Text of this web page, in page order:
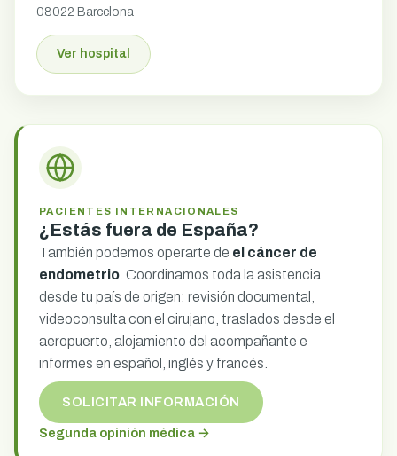
08022 Barcelona
Ver hospital
PACIENTES INTERNACIONALES
¿Estás fuera de España?
También podemos operarte de el cáncer de
endometrio . Coordinamos toda la asistencia
desde tu país de origen: revisión documental,
videoconsulta con el cirujano, traslados desde el
aeropuerto, alojamiento del acompañante e
informes en español, inglés y francés.
SOLICITAR INFORMACIÓN
Segunda opinión médica →